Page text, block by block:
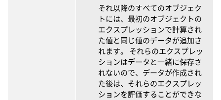
それ以降のすべてのオブジェク
トには、最初のオブジェクトの
エクスプレッションで計算され
た値と同じ値のデータが追加さ
れます。 それらのエクスプレッ
ションはデータと一緒に保存さ
れないので、データが作成され
た後は、それらのエクスプレッ
ションを評価することができな